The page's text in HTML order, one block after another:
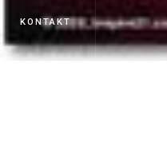
KONTAKT